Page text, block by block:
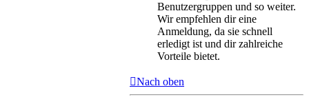
Benutzergruppen und so weiter.
Wir empfehlen dir eine
Anmeldung, da sie schnell
erledigt ist und dir zahlreiche
Vorteile bietet.
Nach oben